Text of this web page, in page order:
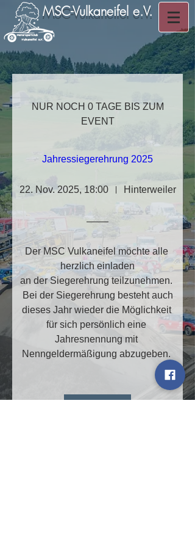
MSC-Vulkaneifel e.V.
NUR NOCH 0 TAGE BIS ZUM
EVENT
Jahressiegerehrung 2025
22. Nov. 2025, 18:00 Hinterweiler
Der MSC Vulkaneifel möchte alle
herzlich einladen
an der Siegerehrung teilzunehmen.
Bei der Siegerehrung besteht auch
dieses Jahr wieder die Möglichkeit
für sich persönlich eine
Jahresnennung mit